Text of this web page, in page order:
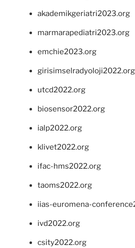
akademikgeriatri2023.org
marmarapediatri2023.org
emchie2023.org
girisimselradyoloji2022.org
utcd2022.org
biosensor2022.org
ialp2022.org
klivet2022.org
ifac-hms2022.org
taoms2022.org
iias-euromena-
ivd2022.org
csity2022.org